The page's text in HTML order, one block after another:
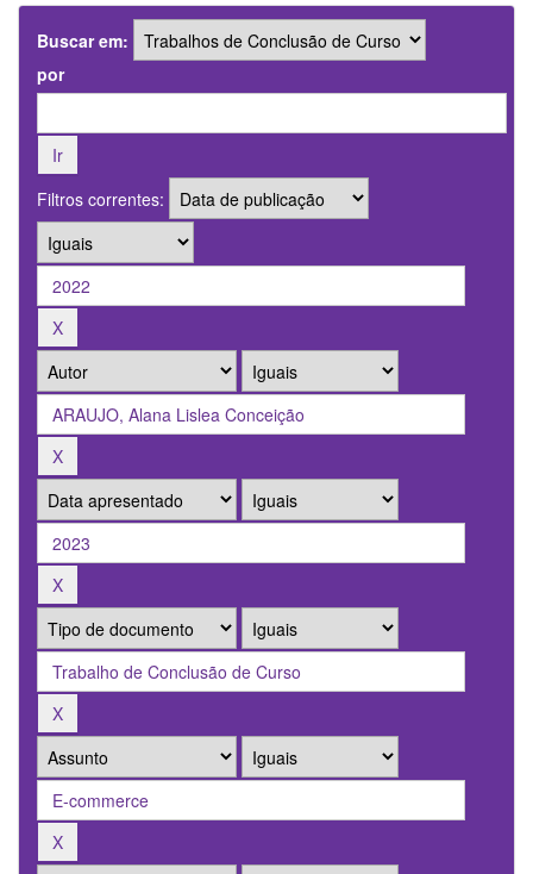
Buscar em:
por
Filtros correntes: